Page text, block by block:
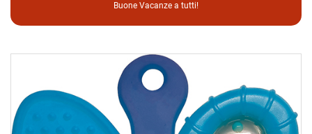
Buone Vacanze a tutti!